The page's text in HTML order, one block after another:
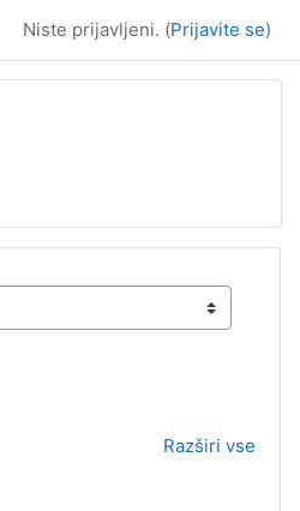
Niste prijavljeni. (Prijavite se)
Razširi vse